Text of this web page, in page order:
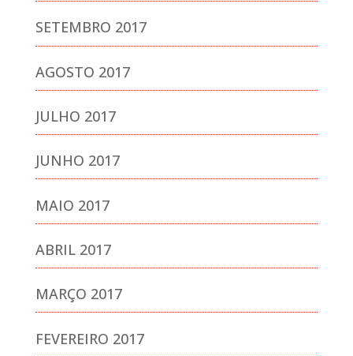
SETEMBRO 2017
AGOSTO 2017
JULHO 2017
JUNHO 2017
MAIO 2017
ABRIL 2017
MARÇO 2017
FEVEREIRO 2017